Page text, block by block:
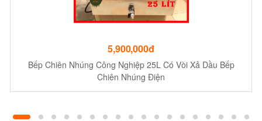
5,900,000đ
Bếp Chiên Nhúng Công Nghiệp 25L Có Vòi Xả Dầu Bếp
Chiên Nhúng Điện